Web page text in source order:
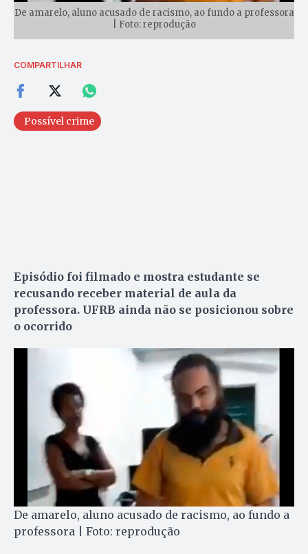
De amarelo, aluno acusado de racismo, ao fundo a professora
| Foto: reprodução
COMPARTILHAR
Possível crime
Episódio foi filmado e mostra estudante se
recusando receber material de aula da
professora. UFRB ainda não se posicionou sobre
o ocorrido
De amarelo, aluno acusado de racismo, ao fundo a
professora | Foto: reprodução